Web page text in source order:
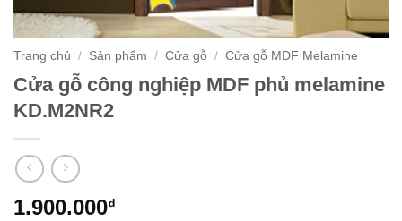
Trang chủ / Sản phẩm / Cửa gỗ / Cửa gỗ MDF Melamine
Cửa gỗ công nghiệp MDF phủ melamine
KD.M2NR2
1.900.000₫